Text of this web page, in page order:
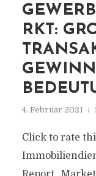
RKT:
4. Februar 2021
Click to rate